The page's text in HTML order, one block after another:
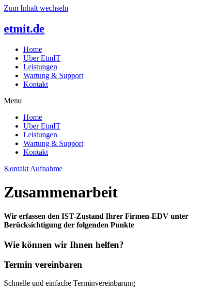
Zum Inhalt wechseln
etmit.de
Home
Uber EtmIT
Leistungen
Wartung & Support
Kontakt
Menu
Home
Uber EtmIT
Leistungen
Wartung & Support
Kontakt
Kontakt Aufnahme
Zusammenarbeit
Wir erfassen den IST-Zustand Ihrer Firmen-EDV unter
Berücksichtigung der folgenden Punkte
Wie können wir Ihnen helfen?
Termin vereinbaren
Schnelle und einfache Terminvereinbarung